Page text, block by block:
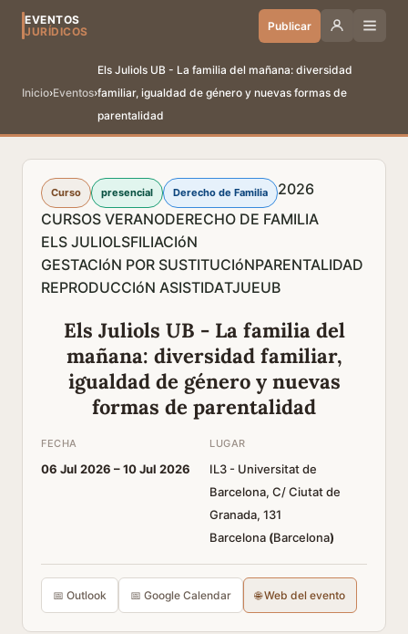
EVENTOS
JURÍDICOS
Publicar
Inicio›Eventos›
Els Juliols UB - La familia del mañana: diversidad
familiar, igualdad de género y nuevas formas de
parentalidad
Curso presencial Derecho de Familia
2026
CURSOS VERANODERECHO DE FAMILIA
ELS JULIOLSFILIACIóN
GESTACIóN POR SUSTITUCIóNPARENTALIDAD
REPRODUCCIóN ASISTIDATJUEUB
Els Juliols UB - La familia del
mañana: diversidad familiar,
igualdad de género y nuevas
formas de parentalidad
FECHA
06 Jul 2026 –10 Jul 2026
LUGAR
IL3 - Universitat de
Barcelona, C/ Ciutat de
Granada, 131
Barcelona (Barcelona)
📅 Outlook 📅 Google Calendar 🌐 Web del evento